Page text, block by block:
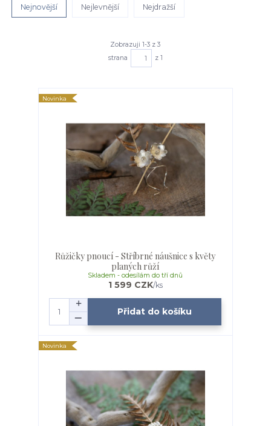
Nejnovější Nejlevnější Nejdražší
Zobrazuji 1-3 z 3
strana
z 1
Novinka
Růžičky pnoucí - Stříbrné náušnice s květy
planých růží
1 599 CZK/ks
Skladem - odesílám do tří dnů
Přidat do košíku
Novinka